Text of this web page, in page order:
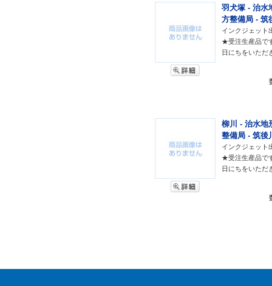
羽犬塚 - 治水
方整備局 - 筑
インクジェット
★受注生産品で
日にちをいただ
柳川 - 治水地
整備局 - 筑後
インクジェット
★受注生産品で
日にちをいただ